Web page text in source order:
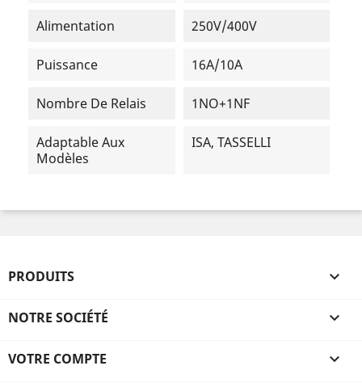
Alimentation 250V/400V
Puissance 16A/10A
Nombre De Relais 1NO+1NF
Adaptable Aux
Modèles
ISA, TASSELLI
PRODUITS 
NOTRE SOCIÉTÉ 
VOTRE COMPTE 